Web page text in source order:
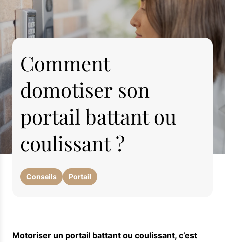
Comment
domotiser son
portail battant ou
coulissant ?
Conseils Portail
Motoriser un portail battant ou coulissant, c’est